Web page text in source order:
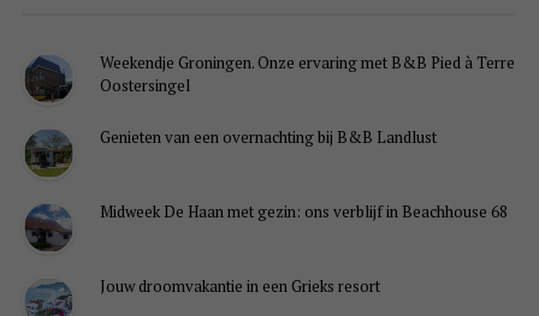
Weekendje Groningen. Onze ervaring met B&B Pied à Terre
Oostersingel
Genieten van een overnachting bij B&B Landlust
Midweek De Haan met gezin: ons verblijf in Beachhouse 68
Jouw droomvakantie in een Grieks resort